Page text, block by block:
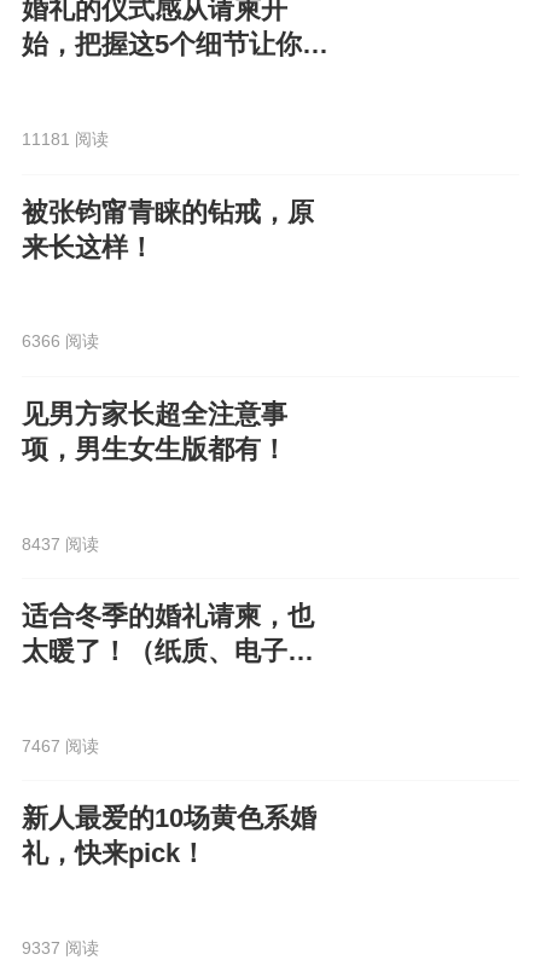
婚礼的仪式感从请柬开
始，把握这5个细节让你的
11181 阅读
被张钧甯青睐的钻戒，原
来长这样！
6366 阅读
见男方家长超全注意事
项，男生女生版都有！
8437 阅读
适合冬季的婚礼请柬，也
太暖了！（纸质、电子都
7467 阅读
新人最爱的10场黄色系婚
礼，快来pick！
9337 阅读